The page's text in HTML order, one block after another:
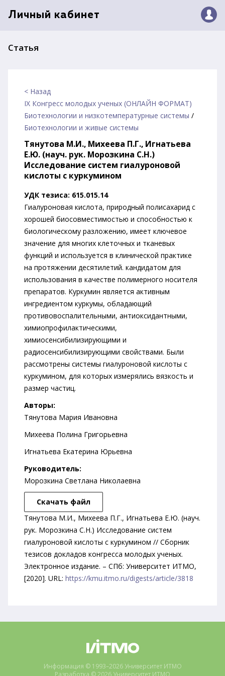
Личный кабинет
Статья
< Назад
IX Конгресс молодых ученых (ОНЛАЙН ФОРМАТ)
Биотехнологии и низкотемпературные системы /
Биотехнологии и живые системы
Тянутова М.И., Михеева П.Г., Игнатьева
Е.Ю. (науч. рук. Морозкина С.Н.)
Исследование систем гиалуроновой
кислоты с куркумином
УДК тезиса: 615.015.14
Гиалуроновая кислота, природный полисахарид с
хорошей биосовместимостью и способностью к
биологическому разложению, имеет ключевое
значение для многих клеточных и тканевых
функций и используется в клинической практике
на протяжении десятилетий. кандидатом для
использования в качестве полимерного носителя
препаратов. Куркумин является активным
ингредиентом куркумы, обладающий
противовоспалительными, антиоксидантными,
химиопрофилактическими,
химиосенсибилизирующими и
радиосенсибилизирующими свойствами. Были
рассмотрены системы гиалуроновой кислоты с
куркумином, для которых измерялись вязкость и
размер частиц.
Авторы:
Тянутова Мария Ивановна
Михеева Полина Григорьевна
Игнатьева Екатерина Юрьевна
Руководитель:
Морозкина Светлана Николаевна
Скачать файл
Тянутова М.И., Михеева П.Г., Игнатьева Е.Ю. (науч.
рук. Морозкина С.Н.) Исследование систем
гиалуроновой кислоты с куркумином // Сборник
тезисов докладов конгресса молодых ученых.
Электронное издание. – СПб: Университет ИТМО,
[2020]. URL: https://kmu.itmo.ru/digests/article/3818
Информация © 1993–2026 Университет ИТМО
Разработка © 2026 Университет ИТМО